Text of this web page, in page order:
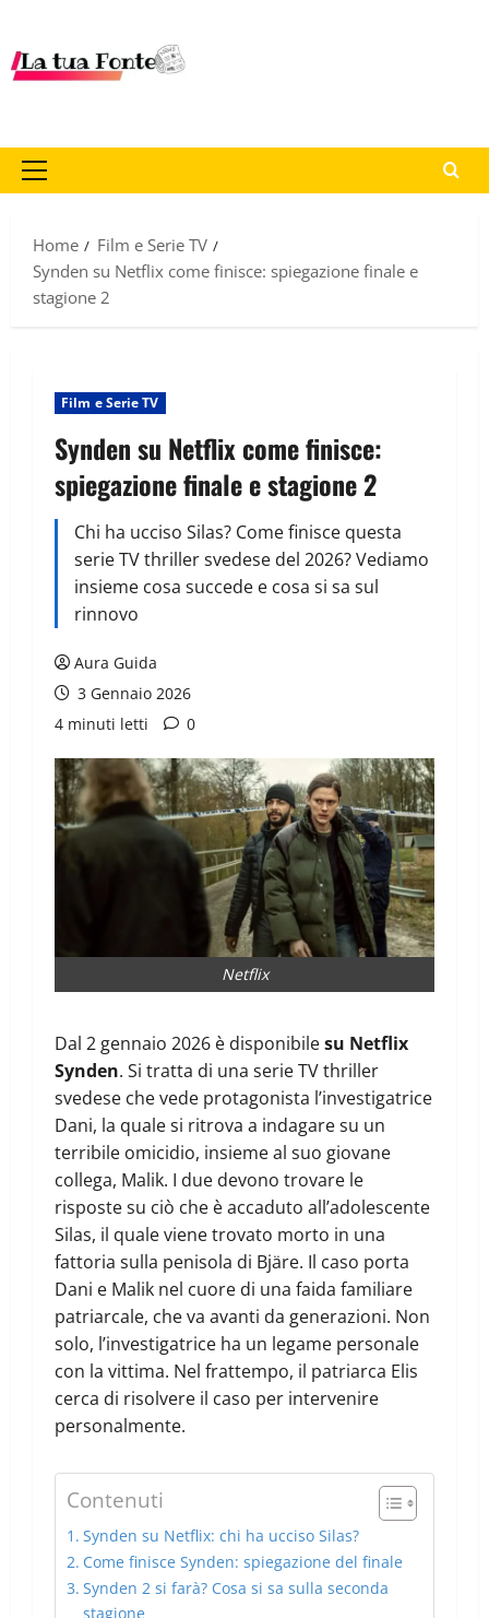
Home
Film e Serie TV
Synden su Netflix come finisce: spiegazione finale e
stagione 2
Film e Serie TV
Synden su Netflix come finisce:
spiegazione finale e stagione 2
Chi ha ucciso Silas? Come finisce questa
serie TV thriller svedese del 2026? Vediamo
insieme cosa succede e cosa si sa sul
rinnovo
Aura Guida
3 Gennaio 2026
4 minuti letti
0
Netflix
Dal 2 gennaio 2026 è disponibilesu Netflix
Synden. Si tratta di una serie TV thriller
svedese che vede protagonista l’investigatrice
Dani, la quale si ritrova a indagare su un
terribile omicidio, insieme al suo giovane
collega, Malik. I due devono trovare le
risposte su ciò che è accaduto all’adolescente
Silas, il quale viene trovato morto in una
fattoria sulla penisola di Bjäre. Il caso porta
Dani e Malik nel cuore di una faida familiare
patriarcale, che va avanti da generazioni. Non
solo, l’investigatrice ha un legame personale
con la vittima. Nel frattempo, il patriarca Elis
cerca di risolvere il caso per intervenire
personalmente.
Contenuti
Synden su Netflix: chi ha ucciso Silas?
Come finisce Synden: spiegazione del finale
Synden 2 si farà? Cosa si sa sulla seconda
stagione